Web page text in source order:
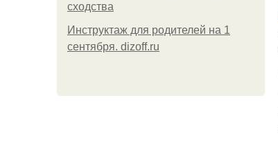
сходства
Инструктаж для родителей на 1
сентября. dizoff.ru